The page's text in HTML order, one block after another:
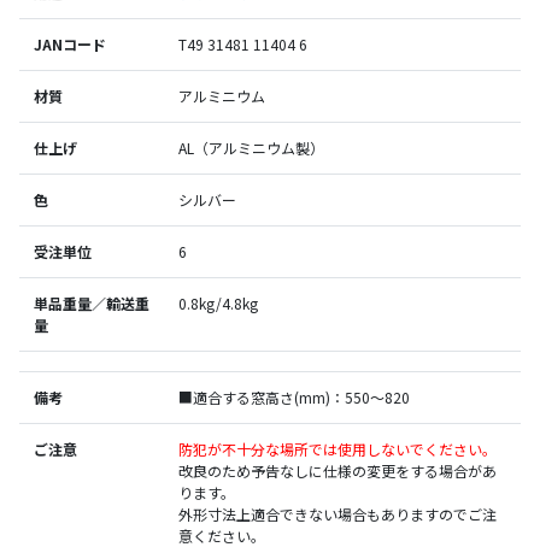
JANコード T49 31481 11404 6
材質 アルミニウム
仕上げ AL（アルミニウム製）
色 シルバー
受注単位 6
単品重量／輸送重
量
0.8kg/4.8kg
備考 ■適合する窓高さ(mm)：550～820
ご注意
防犯が不十分な場所では使用しないでください。
改良のため予告なしに仕様の変更をする場合があ
ります。
外形寸法上適合できない場合もありますのでご注
意ください。